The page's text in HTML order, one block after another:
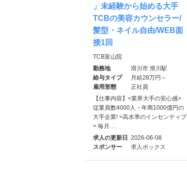
」未経験から始める大手
TCBの美容カウンセラー/
髪型・ネイル自由/WEB面
接1回
TCB富山院
勤務地
滑川市 滑川駅
給与タイプ
月給28万円～
雇用形態
正社員
【仕事内容】<業界大手の安心感>
従業員数4000人・年商1000億円の
大手企業! <⾼⽔準のインセンティブ
> 毎月…
求人の更新日 2026-06-08
スポンサー
求人ボックス